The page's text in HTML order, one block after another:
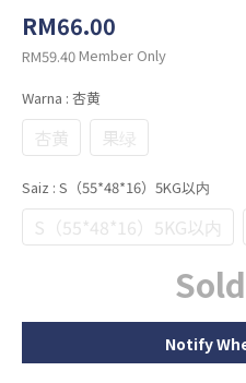
RM66.00
RM59.40Member Only
Warna : 杏黄
杏黄 果绿
Saiz : S（55*48*16）5KG以内
S（55*48*16）5KG以内
Notify